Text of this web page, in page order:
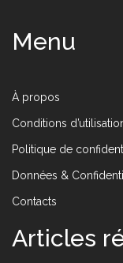
Menu
À propos
Conditions
Politique de
Données &
Contacts
Articles